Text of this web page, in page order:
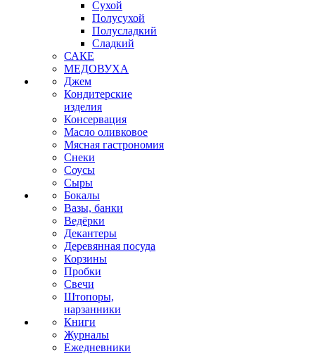
Сухой
Полусухой
Полусладкий
Сладкий
САКЕ
МЕДОВУХА
Джем
Кондитерские
изделия
Консервация
Масло оливковое
Мясная гастрономия
Снеки
Соусы
Сыры
Бокалы
Вазы, банки
Ведёрки
Декантеры
Деревянная посуда
Корзины
Пробки
Свечи
Штопоры,
нарзанники
Книги
Журналы
Ежедневники